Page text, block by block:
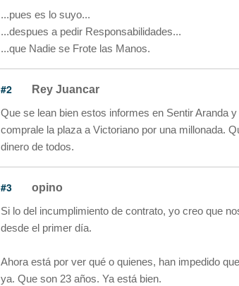
...pues es lo suyo...
...despues a pedir Responsabilidades...
...que Nadie se Frote las Manos.
#2 Rey Juancar
Que se lean bien estos informes en Sentir Aranda
comprale la plaza a Victoriano por una millonada.
dinero de todos.
#3 opino
Si lo del incumplimiento de contrato, yo creo que
desde el primer día.
Ahora está por ver qué o quienes, han impedido
ya. Que son 23 años. Ya está bien.